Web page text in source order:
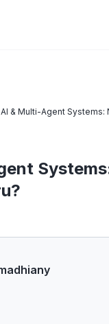
& Multi-Agent Systems: